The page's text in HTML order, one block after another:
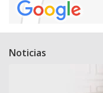
Noticias